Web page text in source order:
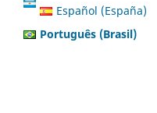
Español (España)
Português (Brasil)